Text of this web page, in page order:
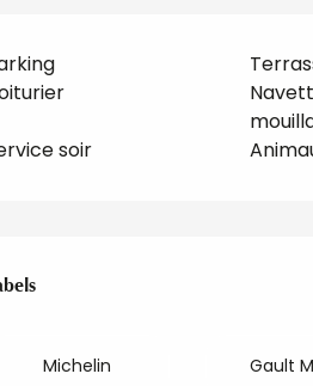
soir
de
Michelin Gault